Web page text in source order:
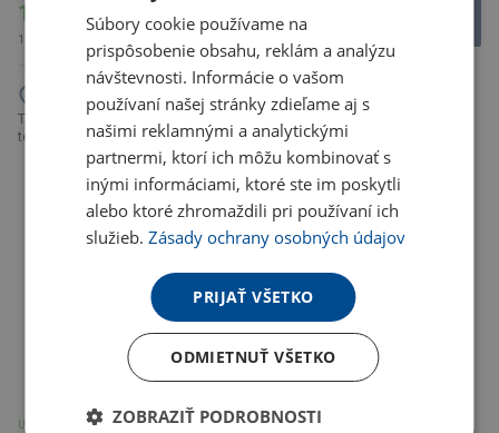
1.48 €
1.82 € s DPH
TACTO rukavice na dotykový
telefón alebo tablet, modrá
U partnera 17160 ks
Súbory cookie používame na
prispôsobenie obsahu, reklám a analýzu
návštevnosti. Informácie o vašom
používaní našej stránky zdieľame aj s
našimi reklamnými a analytickými
partnermi, ktorí ich môžu kombinovať s
inými informáciami, ktoré ste im poskytli
alebo ktoré zhromaždili pri používaní ich
služieb.Zásady ochrany osobných údajov
PRIJAŤ VŠETKO
ODMIETNUŤ VŠETKO
ZOBRAZIŤ PODROBNOSTI